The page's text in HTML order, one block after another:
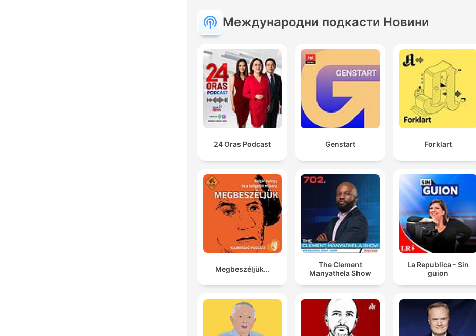
Международни подкасти Новини
24 Oras Podcast Genstart Forklart
Megbeszéljük...
The Clement
Manyathela Show
La Republica - Sin
guion